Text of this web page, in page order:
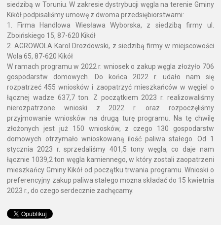
siedzibą w Toruniu. W zakresie dystrybucji węgla na terenie Gminy
Kikół podpisaliśmy umowę z dwoma przedsiębiorstwami:
1. Firma Handlowa Wiesława Wyborska, z siedzibą firmy ul.
Zboińskiego 15, 87-620 Kikół
2. AGROWOLA Karol Drozdowski, z siedzibą firmy w miejscowości
Wola 65, 87-620 Kikół
W ramach programu w 2022 r. wniosek o zakup węgla złożyło 706
gospodarstw domowych. Do końca 2022 r. udało nam się
rozpatrzeć 455 wniosków i zaopatrzyć mieszkańców w węgiel o
łącznej wadze 637,7 ton. Z początkiem 2023 r. realizowaliśmy
nierozpatrzone wnioski z 2022 r. oraz rozpoczęliśmy
przyjmowanie wniosków na drugą turę programu. Na tę chwilę
złożonych jest już 150 wniosków, z czego 130 gospodarstw
domowych otrzymało wnioskowaną ilość paliwa stałego. Od 1
stycznia 2023 r. sprzedaliśmy 401,5 tony węgla, co daje nam
łącznie 1039,2 ton węgla kamiennego, w który zostali zaopatrzeni
mieszkańcy Gminy Kikół od początku trwania programu. Wnioski o
preferencyjny zakup paliwa stałego można składać do 15 kwietnia
2023 r., do czego serdecznie zachęcamy.